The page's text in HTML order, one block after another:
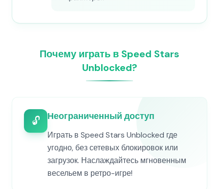
Почему играть в Speed Stars
Unblocked?
🔓 Неограниченный доступ
Играть в Speed Stars Unblocked где
угодно, без сетевых блокировок или
загрузок. Наслаждайтесь мгновенным
весельем в ретро-игре!